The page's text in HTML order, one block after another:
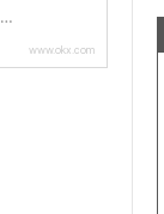
www.okx.com